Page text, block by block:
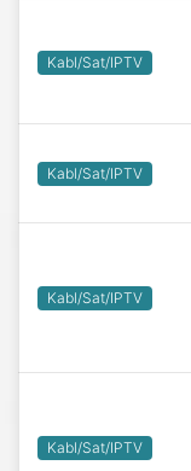
Kabl/Sat/IPTV
Kabl/Sat/IPTV
Kabl/Sat/IPTV
Kabl/Sat/IPTV